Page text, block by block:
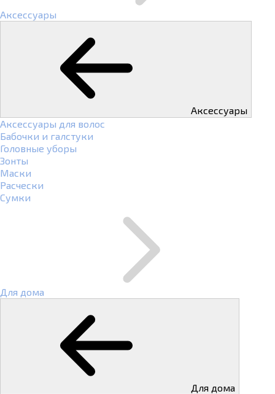
Аксессуары
Аксессуары
Аксессуары для волос
Бабочки и галстуки
Головные уборы
Зонты
Маски
Расчески
Сумки
Для дома
Для дома